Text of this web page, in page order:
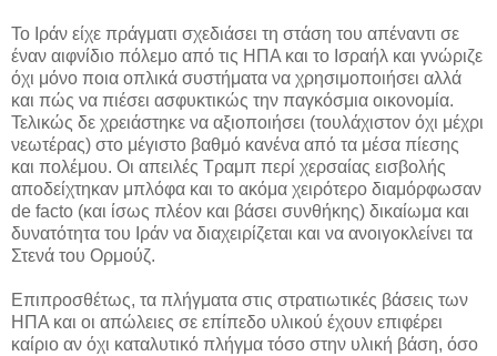
To Iράν είχε πράγματι σχεδιάσει τη στάση του απέναντι σε
έναν αιφνίδιο πόλεμο από τις ΗΠΑ και το Ισραήλ και γνώριζε
όχι μόνο ποια οπλικά συστήματα να χρησιμοποιήσει αλλά
και πώς να πιέσει ασφυκτικώς την παγκόσμια οικονομία.
Τελικώς δε χρειάστηκε να αξιοποιήσει (τουλάχιστον όχι μέχρι
νεωτέρας) στο μέγιστο βαθμό κανένα από τα μέσα πίεσης
και πολέμου. Οι απειλές Τραμπ περί χερσαίας εισβολής
αποδείχτηκαν μπλόφα και το ακόμα χειρότερο διαμόρφωσαν
de facto (και ίσως πλέον και βάσει συνθήκης) δικαίωμα και
δυνατότητα του Ιράν να διαχειρίζεται και να ανοιγοκλείνει τα
Στενά του Ορμούζ.
Επιπροσθέτως, τα πλήγματα στις στρατιωτικές βάσεις των
ΗΠΑ και οι απώλειες σε επίπεδο υλικού έχουν επιφέρει
καίριο αν όχι καταλυτικό πλήγμα τόσο στην υλική βάση, όσο